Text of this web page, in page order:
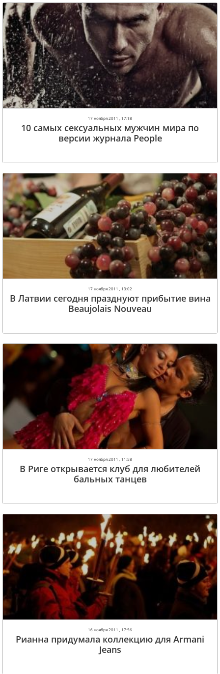
17 ноября 2011 , 17:18
10 самых сексуальных мужчин мира по
версии журнала People
17 ноября 2011 , 13:02
В Латвии сегодня празднуют прибытие вина
Beaujolais Nouveau
17 ноября 2011 , 11:58
В Риге открывается клуб для любителей
бальных танцев
16 ноября 2011 , 17:56
Рианна придумала коллекцию для Armani
Jeans